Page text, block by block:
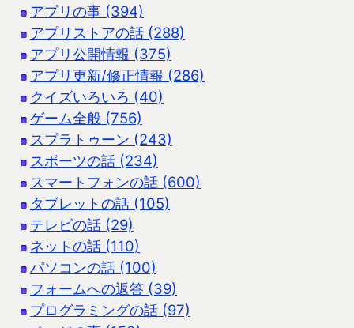
アプリの事 (394)
アプリストアの話 (288)
アプリ公開情報 (375)
アプリ更新/修正情報 (286)
クイズいろいろ (40)
ゲーム全般 (756)
スプラトゥーン (243)
スポーツの話 (234)
スマートフォンの話 (600)
タブレットの話 (105)
テレビの話 (29)
ネットの話 (110)
パソコンの話 (100)
フォームへの返答 (39)
プログラミングの話 (97)